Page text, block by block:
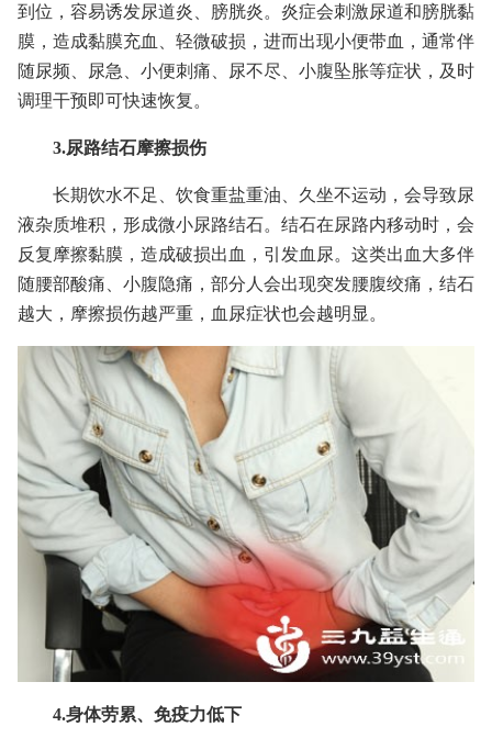
到位，容易诱发尿道炎、膀胱炎。炎症会刺激尿道和膀胱黏
膜，造成黏膜充血、轻微破损，进而出现小便带血，通常伴
随尿频、尿急、小便刺痛、尿不尽、小腹坠胀等症状，及时
调理干预即可快速恢复。
3.尿路结石摩擦损伤
长期饮水不足、饮食重盐重油、久坐不运动，会导致尿
液杂质堆积，形成微小尿路结石。结石在尿路内移动时，会
反复摩擦黏膜，造成破损出血，引发血尿。这类出血大多伴
随腰部酸痛、小腹隐痛，部分人会出现突发腰腹绞痛，结石
越大，摩擦损伤越严重，血尿症状也会越明显。
4.身体劳累、免疫力低下